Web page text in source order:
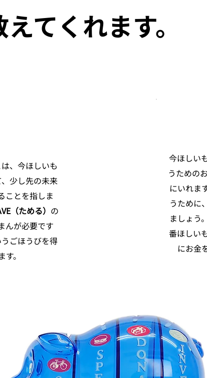
てくれます。
、今ほしいも
少し先の未来
ことを指しま
（ためる） の
んが必要です
ごほうびを得
。
今ほしい
うための
にいれま
うために
ましょう
番ほしい
にお金